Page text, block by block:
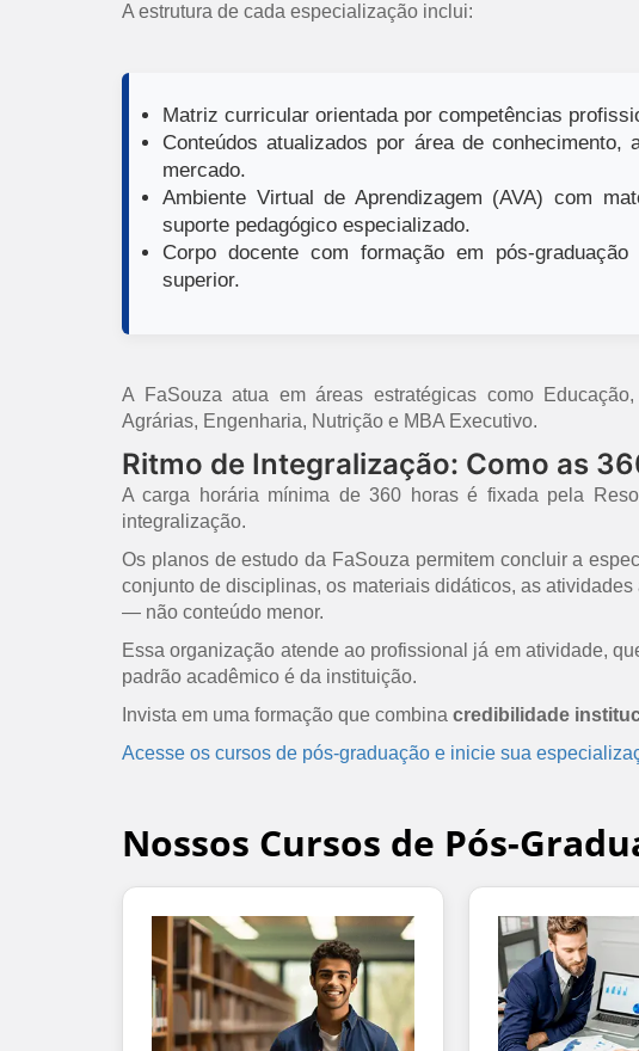
A estrutura de cada especialização inclui:
Matriz curricular orientada por competências
Conteúdos atualizados por área de conhecimento,
mercado.
Ambiente Virtual de Aprendizagem (AVA) com
suporte pedagógico especializado.
Corpo docente com formação em pós-
superior.
A FaSouza atua em áreas estratégicas como
Agrárias, Engenharia, Nutrição e MBA Executivo.
Ritmo de Integralização: Como as
A carga horária mínima de 360 horas é fixada pela
integralização.
Os planos de estudo da FaSouza permitem concluir a
conjunto de disciplinas, os materiais didáticos, as
— não conteúdo menor.
Essa organização atende ao profissional já em atividade,
padrão acadêmico é da instituição.
Invista em uma formação que combina credibilidade
Acesse os cursos de pós-graduação e inicie sua
Nossos Cursos de Pós-